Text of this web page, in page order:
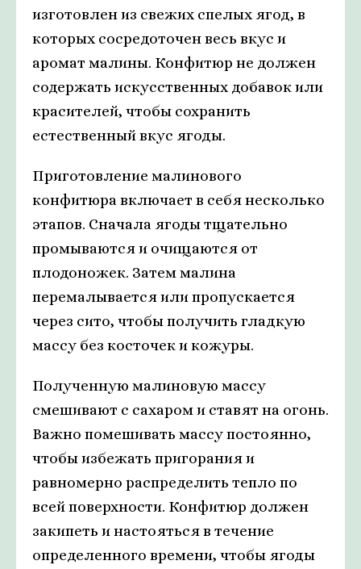
изготовлен из свежих спелых ягод, в
которых сосредоточен весь вкус и
аромат малины. Конфитюр не должен
содержать искусственных добавок или
красителей, чтобы сохранить
естественный вкус ягоды.
Приготовление малинового
конфитюра включает в себя несколько
этапов. Сначала ягоды тщательно
промываются и очищаются от
плодоножек. Затем малина
перемалывается или пропускается
через сито, чтобы получить гладкую
массу без косточек и кожуры.
Полученную малиновую массу
смешивают с сахаром и ставят на огонь.
Важно помешивать массу постоянно,
чтобы избежать пригорания и
равномерно распределить тепло по
всей поверхности. Конфитюр должен
закипеть и настояться в течение
определенного времени, чтобы ягоды